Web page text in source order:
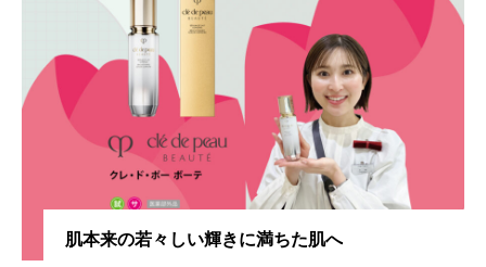
肌本来の若々しい輝きに満ちた肌へ